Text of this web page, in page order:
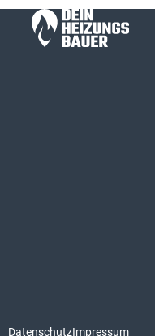
DatenschutzImpressum